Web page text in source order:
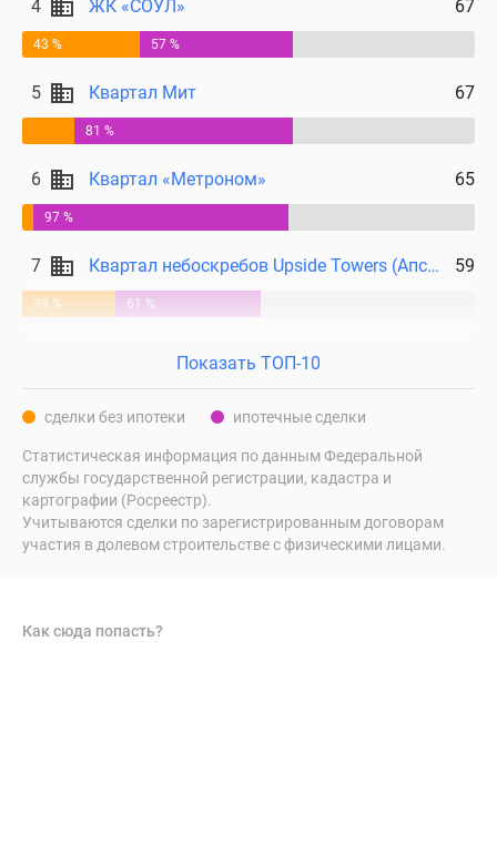
4 ЖК «СОУЛ» 67
43 % 57 %
5 Квартал Мит 67
81 %
6 Квартал «Метроном» 65
97 %
7 Квартал небоскребов Upside Towers (Апсайд Тауерс) 59
39 % 61 %
Показать ТОП-10
сделки без ипотеки ипотечные сделки
Статистическая информация по данным Федеральной
службы государственной регистрации, кадастра и
картографии (Росреестр).
Учитываются сделки по зарегистрированным договорам
участия в долевом строительстве с физическими лицами.
Как сюда попасть?